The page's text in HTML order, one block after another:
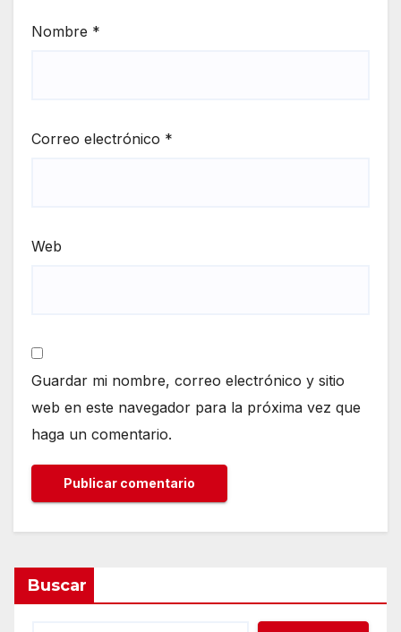
Nombre *
Correo electrónico *
Web
Guardar mi nombre, correo electrónico y sitio
web en este navegador para la próxima vez que
haga un comentario.
Buscar